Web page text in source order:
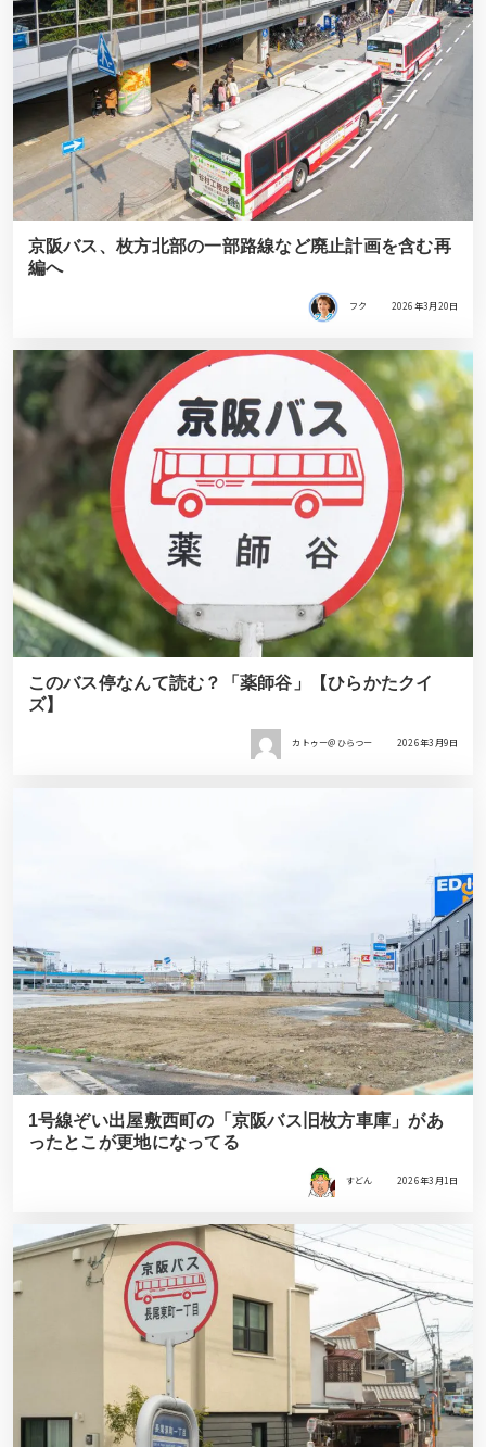
京阪バス、枚方北部の一部路線など廃止計画を含む再
編へ
フク 2026年3月20日
このバス停なんて読む？「薬師谷」【ひらかたクイ
ズ】
カトゥー＠ひらつー 2026年3月9日
1号線ぞい出屋敷西町の「京阪バス旧枚方車庫」があ
ったとこが更地になってる
すどん 2026年3月1日